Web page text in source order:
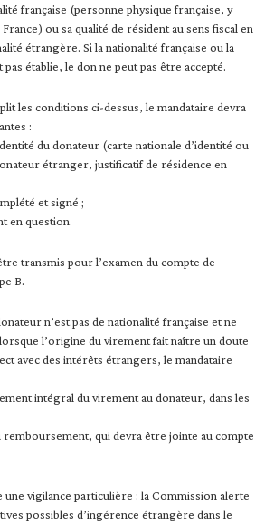
française (personne physique française, y
ou sa qualité de résident au sens fiscal en
étrangère. Si la nationalité française ou la
pas établie, le don ne peut pas être accepté.
les conditions ci-dessus, le mandataire devra
:
du donateur (carte nationale d’identité ou
étranger, justificatif de résidence en
et signé ;
en question.
transmis pour l’examen du compte de
B.
n’est pas de nationalité française et ne
l’origine du virement fait naître un doute
avec des intérêts étrangers, le mandataire
intégral du virement au donateur, dans les
qui devra être jointe au compte
une vigilance particulière : la Commission alerte
possibles d’ingérence étrangère dans le